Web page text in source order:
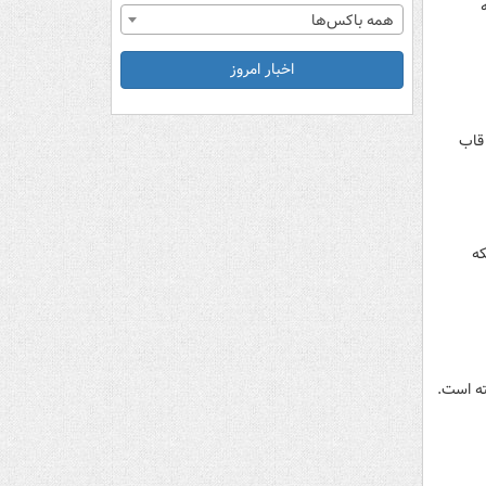
است.
همه باکس‌ها
اخبار امروز